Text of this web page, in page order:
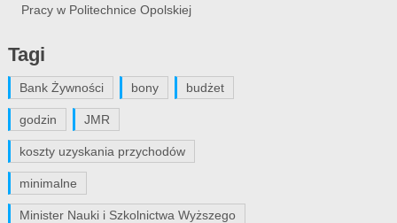
Pracy w Politechnice Opolskiej
Tagi
Bank Żywności bony budżet
godzin JMR
koszty uzyskania przychodów
minimalne
Minister Nauki i Szkolnictwa Wyższego